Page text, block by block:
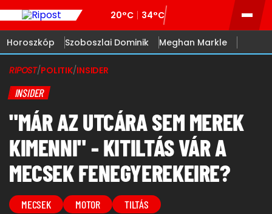
20°C 34°C
Horoszkóp Szoboszlai Dominik Meghan Markle
RIPOST/POLITIK/INSIDER
INSIDER
"MÁR AZ UTCÁRA SEM MEREK
KIMENNI" - KITILTÁS VÁR A
MECSEK FENEGYEREKEIRE?
MECSEK MOTOR TILTÁS